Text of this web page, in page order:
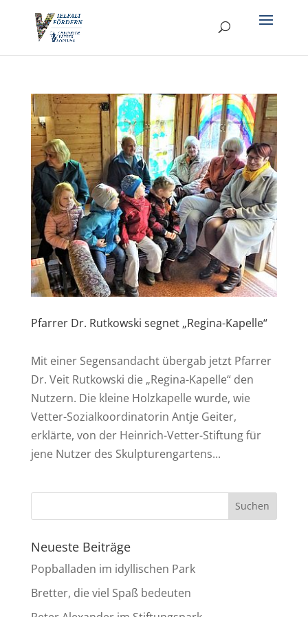
Pfarrer Dr. Rutkowski segnet „Regina-Kapelle“
Mit einer Segensandacht übergab jetzt Pfarrer
Dr. Veit Rutkowski die „Regina-Kapelle“ den
Nutzern. Die kleine Holzkapelle wurde, wie
Vetter-Sozialkoordinatorin Antje Geiter,
erklärte, von der Heinrich-Vetter-Stiftung für
jene Nutzer des Skulpturengartens...
Neueste Beiträge
Popballaden im idyllischen Park
Bretter, die viel Spaß bedeuten